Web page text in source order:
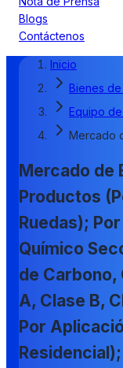
Blogs
Contáctenos
Inicio
Bienes
Equipo
Mercado
Mercado de
Productos
Ruedas);
Químico
de Carbono,
A, Clase B,
Por